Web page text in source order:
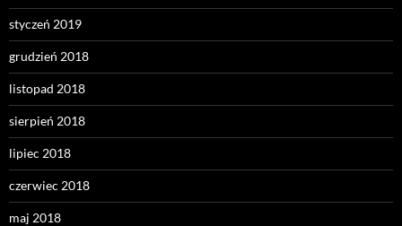
styczeń 2019
grudzień 2018
listopad 2018
sierpień 2018
lipiec 2018
czerwiec 2018
maj 2018